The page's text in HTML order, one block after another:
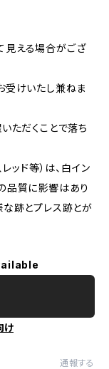
見える場合がござ
受けいたし兼ねま
ただくことで落ち
ッド等）は、白イン
品質に影響はあり
な跡とプレス跡とが
け
通報する